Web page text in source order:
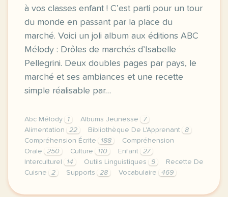
à vos classes enfant ! C’est parti pour un tour
du monde en passant par la place du
marché. Voici un joli album aux éditions ABC
Mélody : Drôles de marchés d’Isabelle
Pellegrini. Deux doubles pages par pays, le
marché et ses ambiances et une recette
simple réalisable par…
Abc Mélody 1 Albums Jeunesse
7
Alimentation
22 Bibliothèque De L'Apprenant
8
Compréhension Écrite
188
Compréhension
Orale
250 Culture 110 Enfant
27
Interculturel
14 Outils Linguistiques 9
Recette De
Cuisne
2 Supports 28 Vocabulaire 469
proposez un voyage interculturel et culinaire a